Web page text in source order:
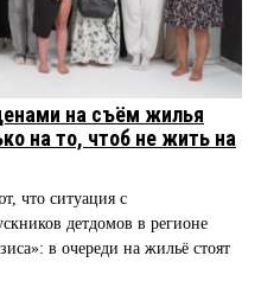
на съём жилья
на то, чтоб не жить на
что ситуация с
детдомов в регионе
в очереди на жильё стоят